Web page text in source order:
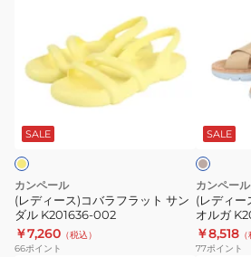
ス)
ラ
フ
ラ
ッ
ト
サ
SALE
カンペール
(レディース)コバラフラット サン
ダル K201636-002
￥7,260 （税込）
66ポイント
ス)
ダ
ル
レ
デ
ィ
ー
SALE
ベ
カンペール
(レディー
オルガ
￥8,518
77ポイント